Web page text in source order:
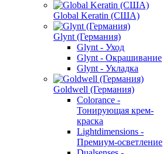
Global Keratin (США)
Glynt (Германия)
Glynt - Уход
Glynt - Окрашивание
Glynt - Укладка
Goldwell (Германия)
Colorance -
Тонирующая крем-
краска
Lightdimensions -
Премиум-осветление